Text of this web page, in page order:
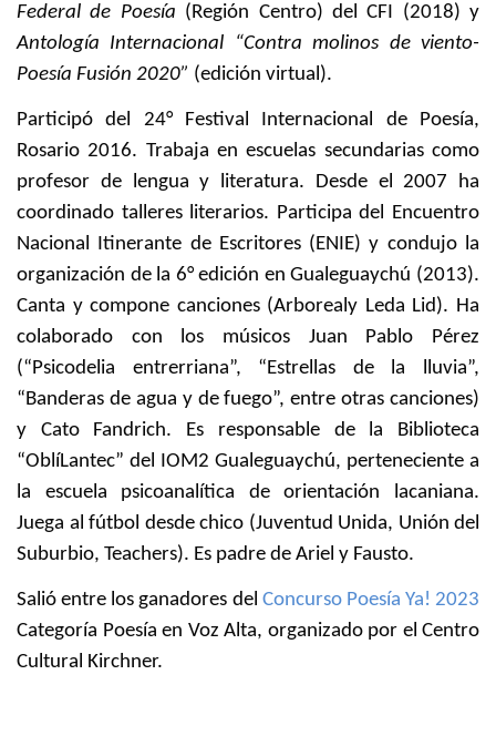
Federal de Poesía (Región Centro) del CFI (2018) y
Antología Internacional “Contra molinos de viento-
Poesía Fusión 2020” (edición virtual).
Participó del 24° Festival Internacional de Poesía,
Rosario 2016. Trabaja en escuelas secundarias como
profesor de lengua y literatura. Desde el 2007 ha
coordinado talleres literarios. Participa del Encuentro
Nacional Itinerante de Escritores (ENIE) y condujo la
organización de la 6° edición en Gualeguaychú (2013).
Canta y compone canciones (Arborealy Leda Lid). Ha
colaborado con los músicos Juan Pablo Pérez
(“Psicodelia entrerriana”, “Estrellas de la lluvia”,
“Banderas de agua y de fuego”, entre otras canciones)
y Cato Fandrich. Es responsable de la Biblioteca
“OblíLantec” del IOM2 Gualeguaychú, perteneciente a
la escuela psicoanalítica de orientación lacaniana.
Juega al fútbol desde chico (Juventud Unida, Unión del
Suburbio, Teachers). Es padre de Ariel y Fausto.
Salió entre los ganadores del Concurso Poesía Ya! 2023
Categoría Poesía en Voz Alta, organizado por el Centro
Cultural Kirchner.